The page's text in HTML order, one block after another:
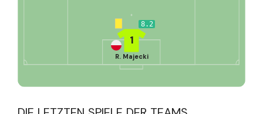
8.2
1
R. Majecki